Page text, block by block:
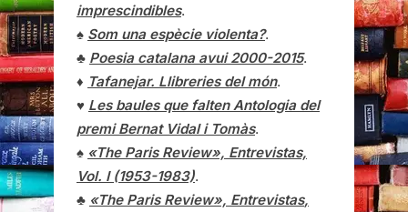
imprescindibles.
♠ Som una espècie violenta?.
♣ Poesia catalana avui 2000-2015.
♦ Tafanejar. Llibreries del món.
♥ Les baules que falten Antologia del
premi Bernat Vidal i Tomàs.
♠ «The Paris Review», Entrevistas,
Vol. I (1953-1983).
♣ «The Paris Review», Entrevistas,